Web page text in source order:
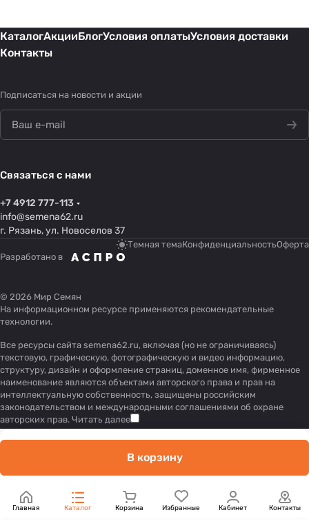
КаталогАкцииБлогУсловия оплатыУсловия доставки
Контакты
Подписаться на новости и акции
Связаться с нами
+7 4912 777-113
info@semena62.ru
г. Рязань, ул. Новоселов 37
Темная темаКонфиденциальностьОферта
Разработано в
© 2026 Мир Семян
На информационном ресурсе применяются рекомендательные
технологии.
Все ресурсы сайта semena62.ru, включая (но не ограничиваясь)
текстовую, графическую, фотографическую и видео информацию,
структуру, дизайн и оформление страниц, доменное имя, фирменное
наименование являются объектами авторского права и прав на
интеллектуальную собственность, защищены российским
законодательством и международными соглашениями об охране
авторских прав. Читать далее
В корзину
Главная Каталог Корзина Избранные Кабинет Контакты